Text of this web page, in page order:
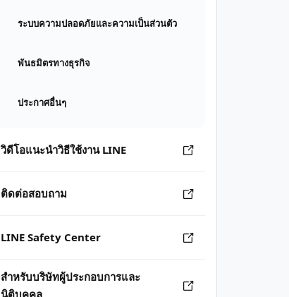
ระบบความปลอดภัยและความเป็นส่วนตัว
พันธมิตรทางธุรกิจ
ประกาศอื่นๆ
วิดีโอแนะนำวิธีใช้งาน LINE
ติดต่อสอบถาม
LINE Safety Center
สำหรับบริษัทผู้ประกอบการและ
นิติบุคคล